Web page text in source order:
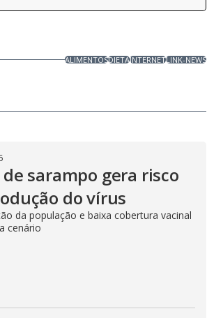
ALIMENTOSDIETAINTERNETLINK-NEWS
de sarampo gera risco
do vírus
da população e baixa cobertura vacinal
cenário